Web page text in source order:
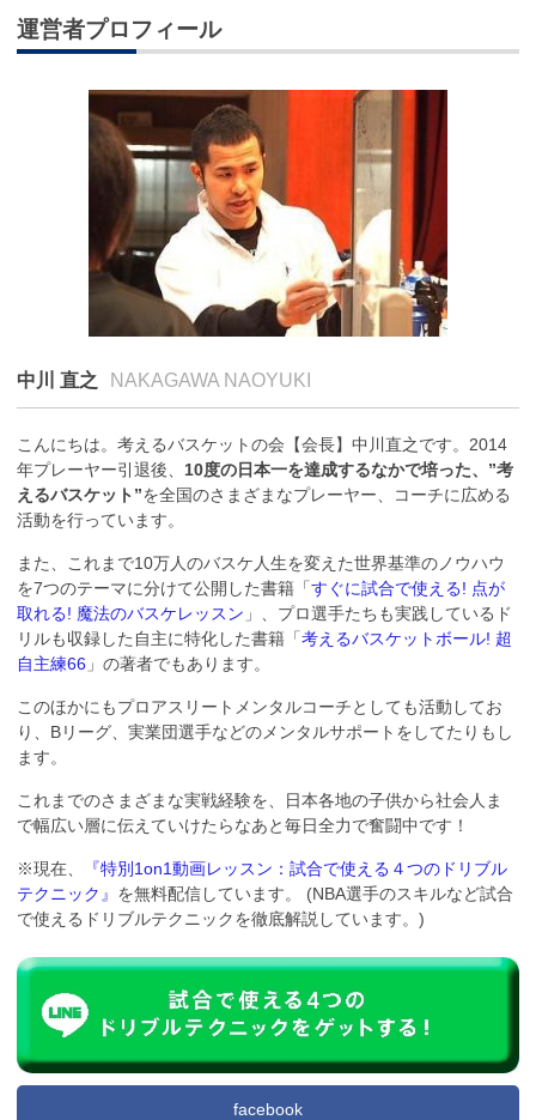
運営者プロフィール
中川 直之 NAKAGAWA NAOYUKI
こんにちは。考えるバスケットの会【会長】中川直之です。2014
年プレーヤー引退後、 10度の日本一を達成するなかで培った、”考
えるバスケット”を全国のさまざまなプレーヤー、コーチに広める
活動を行っています。
また、これまで10万人のバスケ人生を変えた世界基準のノウハウ
を7つのテーマに分けて公開した書籍「すぐに試合で使える! 点が
取れる! 魔法のバスケレッスン 」、プロ選手たちも実践しているド
リルも収録した自主に特化した書籍「考えるバスケットボール! 超
自主練66 」の著者でもあります。
このほかにもプロアスリートメンタルコーチとしても活動してお
り、Bリーグ、実業団選手などのメンタルサポートをしてたりもし
ます。
これまでのさまざまな実戦経験を、日本各地の子供から社会人ま
で幅広い層に伝えていけたらなあと毎日全力で奮闘中です！
※現在、
『特別1on1動画レッスン：試合で使える４つのドリブル
テクニック』 を無料配信しています。 (NBA選手のスキルなど試合
で使えるドリブルテクニックを徹底解説しています。)
facebook